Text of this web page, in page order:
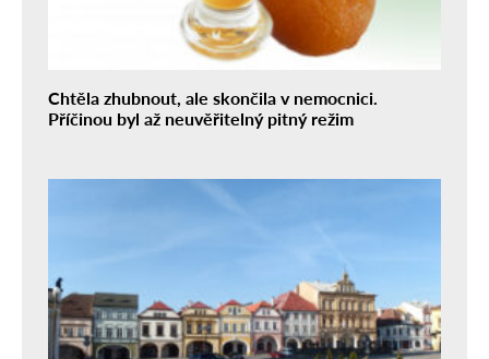
Chtěla zhubnout, ale skončila v nemocnici.
Příčinou byl až neuvěřitelný pitný režim